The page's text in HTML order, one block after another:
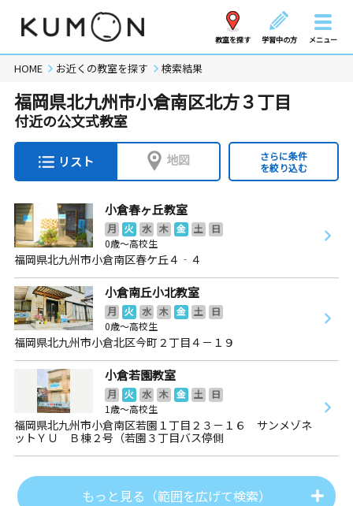
教室を探す 学習中の方 メニュー
HOME お近くの教室を探す 検索結果
福岡県北九州市小倉南区北方３丁目
付近の公文式教室
リスト 地図
さらに条件
を絞り込む
小倉春ヶ丘教室
月 火 水 木 金 土
日
0歳～高校生
福岡県北九州市小倉南区春ケ丘４‐４
小倉南丘小北教室
月 火 水 木 金 土
日
0歳～高校生
福岡県北九州市小倉北区今町２丁目４－１９
小倉若園教室
月 火 水 木 金 土
日
1歳～高校生
福岡県北九州市小倉南区若園１丁目２３－１６ サンメゾネ
ットＹＵ Ｂ棟２号（若園３丁目バス停側
もっと見る（範囲を広げて検索）